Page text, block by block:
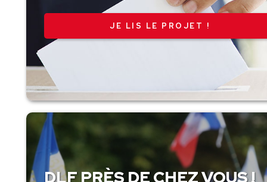
JE LIS LE PROJET !
DLF PRÈS DE CHEZ VOUS !